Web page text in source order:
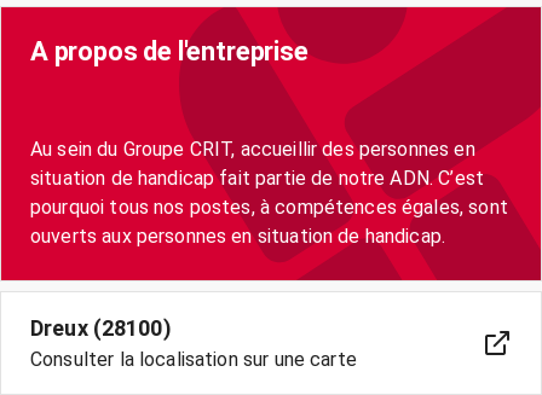
A propos de l'entreprise
Au sein du Groupe CRIT, accueillir des personnes en
situation de handicap fait partie de notre ADN. C’est
pourquoi tous nos postes, à compétences égales, sont
Dreux (28100)
Consulter la localisation sur une carte